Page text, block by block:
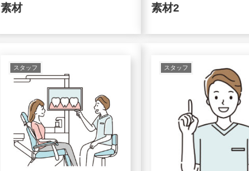
素材
素材2
スタッフ スタッフ